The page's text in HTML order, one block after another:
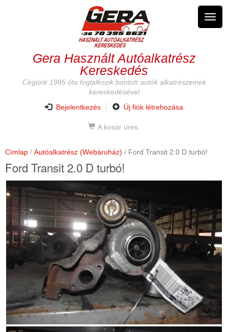
Gera Használt Autóalkatrész
Kereskedés
Cégünk 1995 óta foglalkozik bontott autók alkatrészeinek
kereskedésével
Bejelentkezés
Új fiók létrehozása
A kosár üres.
Címlap Autóalkatrész (Webáruház) Ford Transit 2.0 D turbó!
Ford Transit 2.0 D turbó!